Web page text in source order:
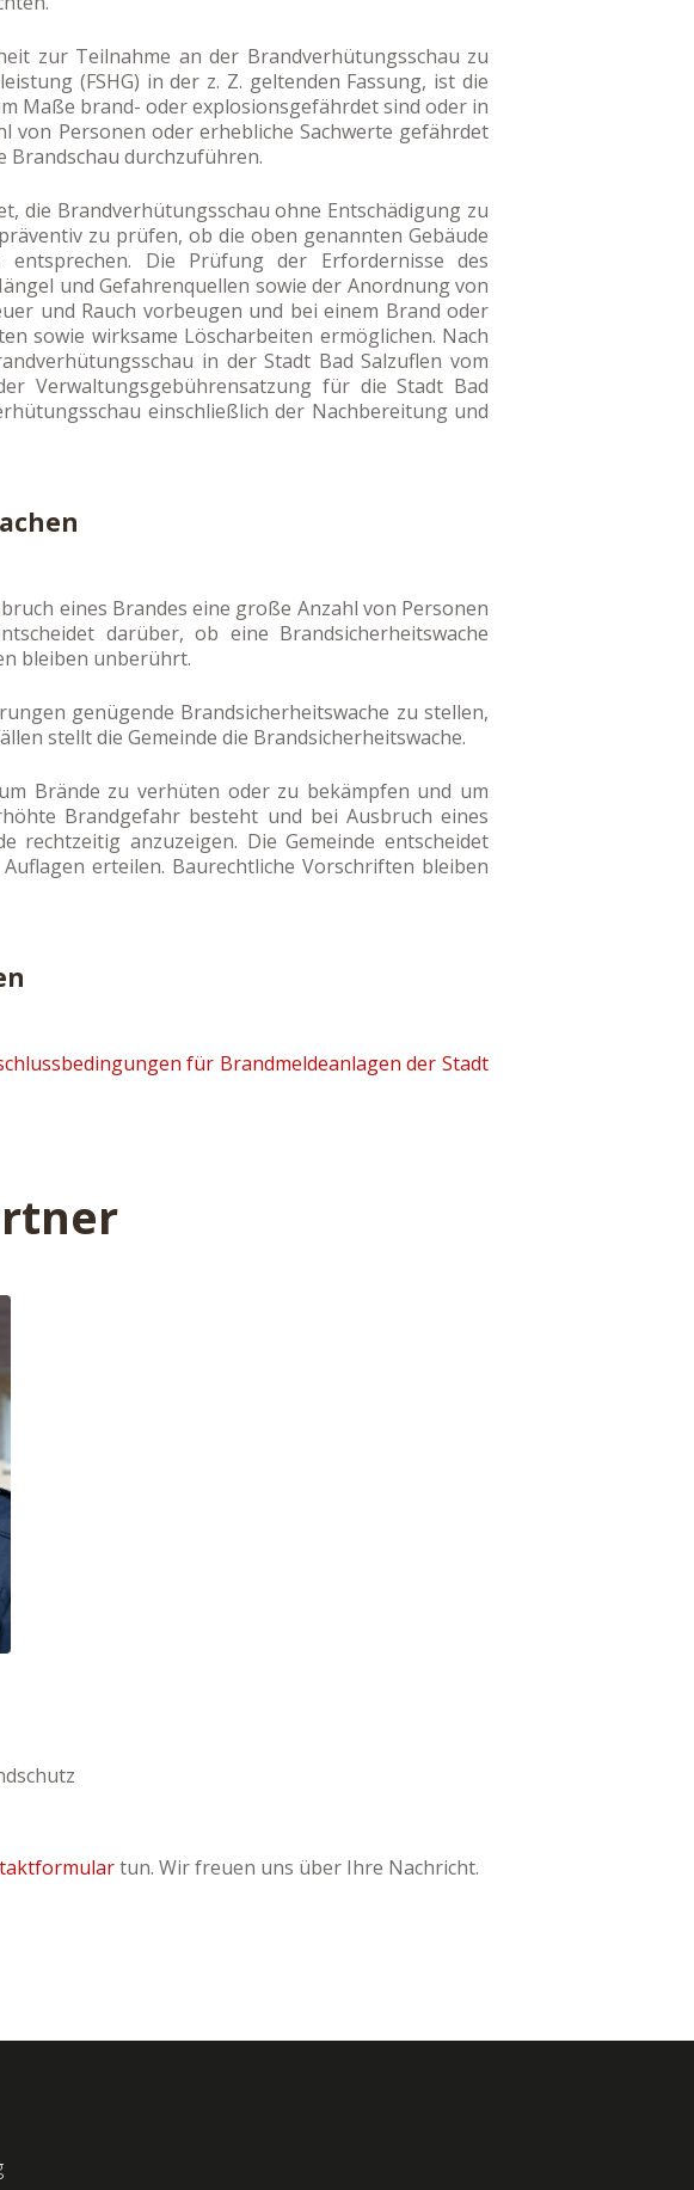
zur Teilnahme an der Brandverhütungsschau zu
(FSHG) in der z. Z. geltenden Fassung, ist die
Maße brand- oder explosionsgefährdet sind oder in
von Personen oder erhebliche Sachwerte gefährdet
Brandschau durchzuführen.
die Brandverhütungsschau ohne Entschädigung zu
zu prüfen, ob die oben genannten Gebäude
entsprechen. Die Prüfung der Erfordernisse des
und Gefahrenquellen sowie der Anordnung von
und Rauch vorbeugen und bei einem Brand oder
sowie wirksame Löscharbeiten ermöglichen. Nach
in der Stadt Bad Salzuflen vom
Verwaltungsgebührensatzung für die Stadt Bad
einschließlich der Nachbereitung und
eines Brandes eine große Anzahl von Personen
darüber, ob eine Brandsicherheitswache
bleiben unberührt.
genügende Brandsicherheitswache zu stellen,
stellt die Gemeinde die Brandsicherheitswache.
Brände zu verhüten oder zu bekämpfen und um
Brandgefahr besteht und bei Ausbruch eines
anzuzeigen. Die Gemeinde entscheidet
erteilen. Baurechtliche Vorschriften bleiben
für Brandmeldeanlagen der Stadt
tun. Wir freuen uns über Ihre Nachricht.